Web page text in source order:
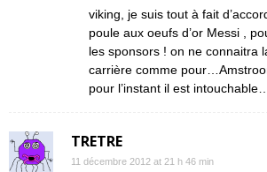
viking, je suis tout à fait
poule aux oeufs d’or Messi ,
les sponsors ! on ne connaitra
carrière comme
pour l’instant il est intouchable…
TRETRE
11 décembre 2012 at 21 h 46 min